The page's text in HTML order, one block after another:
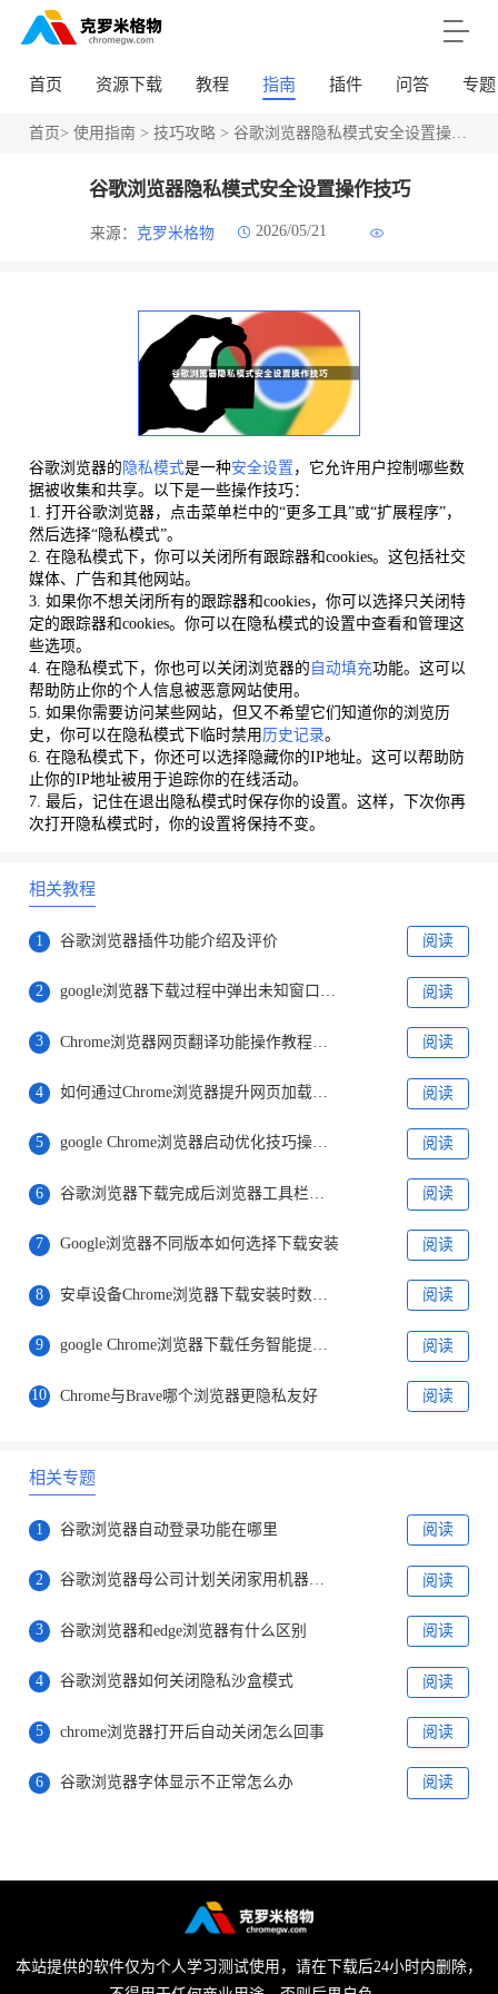
首页 资源下载 教程 指南 插件 问答 专题
首页> 使用指南 > 技巧攻略> 谷歌浏览器隐私模式安全设置操作技巧
谷歌浏览器隐私模式安全设置操作技巧
来源： 克罗米格物 2026/05/21
谷歌浏览器的 隐私模式是一种安全设置 ，它允许用户控制哪些数
据被收集和共享。以下是一些操作技巧：
1. 打开谷歌浏览器，点击菜单栏中的“更多工具”或“扩展程序”，
然后选择“隐私模式”。
2. 在隐私模式下，你可以关闭所有跟踪器和cookies。这包括社交
媒体、广告和其他网站。
3. 如果你不想关闭所有的跟踪器和cookies，你可以选择只关闭特
定的跟踪器和cookies。你可以在隐私模式的设置中查看和管理这
些选项。
4. 在隐私模式下，你也可以关闭浏览器的 自动填充功能。这可以
帮助防止你的个人信息被恶意网站使用。
5. 如果你需要访问某些网站，但又不希望它们知道你的浏览历
史，你可以在隐私模式下临时禁用 历史记录。
6. 在隐私模式下，你还可以选择隐藏你的IP地址。这可以帮助防
止你的IP地址被用于追踪你的在线活动。
7. 最后，记住在退出隐私模式时保存你的设置。这样，下次你再
次打开隐私模式时，你的设置将保持不变。
相关教程
1 谷歌浏览器插件功能介绍及评价 阅读
2 google浏览器下载过程中弹出未知窗口的处理技巧 阅读
3 阅读
4 如何通过Chrome浏览器提升网页加载中的脚本执行速度 阅读
5 google Chrome浏览器启动优化技巧操作实测教程 阅读
6 阅读
7 Google浏览器不同版本如何选择下载安装 阅读
8 阅读
9 google Chrome浏览器下载任务智能提醒配置 阅读
10 Chrome与Brave哪个浏览器更隐私友好 阅读
相关专题
1 谷歌浏览器自动登录功能在哪里 阅读
2 谷歌浏览器母公司计划关闭家用机器人公司 阅读
3 谷歌浏览器和edge浏览器有什么区别 阅读
4 谷歌浏览器如何关闭隐私沙盒模式 阅读
5 chrome浏览器打开后自动关闭怎么回事 阅读
6 谷歌浏览器字体显示不正常怎么办 阅读
本站提供的软件仅为个人学习测试使用，请在下载后24小时内删除，